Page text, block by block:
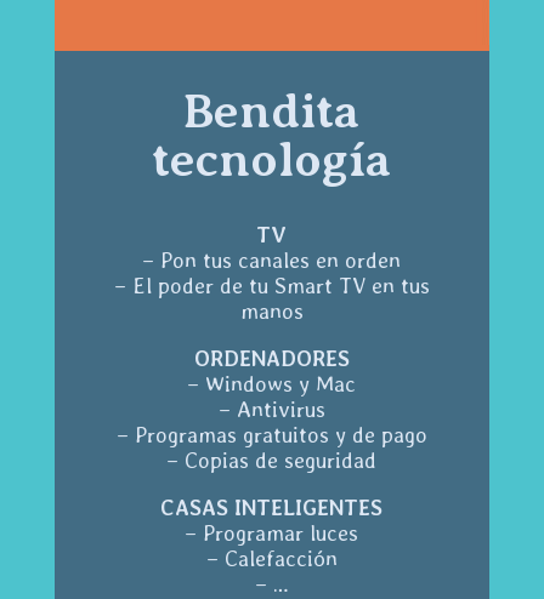
Bendita
tecnología
TV
– Pon tus canales en orden
– El poder de tu Smart TV en tus
manos
ORDENADORES
– Windows y Mac
– Antivirus
– Programas gratuitos y de pago
– Copias de seguridad
CASAS INTELIGENTES
– Programar luces
– Calefacción
– …